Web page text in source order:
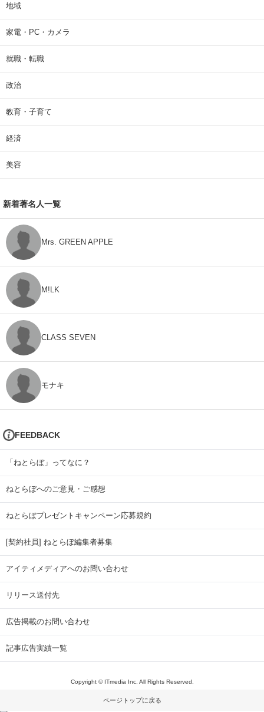
地域
家電・PC・カメラ
就職・転職
政治
教育・子育て
経済
美容
新着著名人一覧
Mrs. GREEN APPLE
M!LK
CLASS SEVEN
モナキ
FEEDBACK
「ねとらぼ」ってなに？
ねとらぼへのご意見・ご感想
ねとらぼプレゼントキャンペーン応募規約
[契約社員] ねとらぼ編集者募集
アイティメディアへのお問い合わせ
リリース送付先
広告掲載のお問い合わせ
記事広告実績一覧
Copyright © ITmedia Inc. All Rights Reserved.
ページトップに戻る